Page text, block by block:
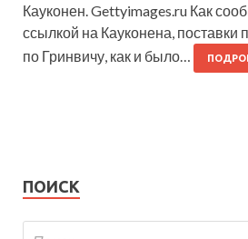
Кауконен. Gettyimages.ru Как
ссылкой на Кауконена, поставки
по Гринвичу, как и было…
ПОИСК